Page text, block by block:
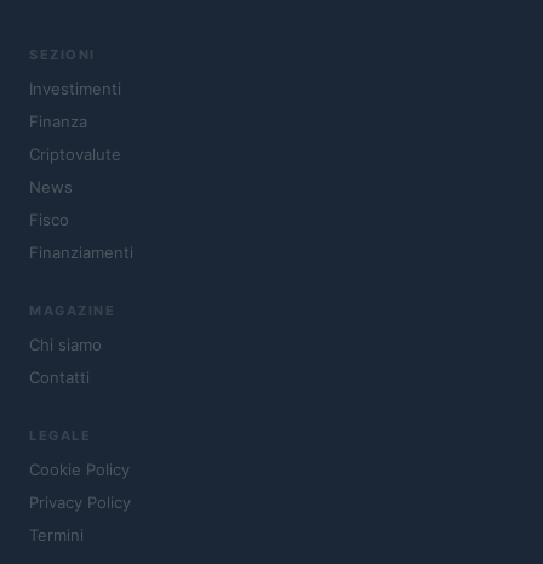
SEZIONI
Investimenti
Finanza
Criptovalute
News
Fisco
Finanziamenti
MAGAZINE
Chi siamo
Contatti
LEGALE
Cookie Policy
Privacy Policy
Termini